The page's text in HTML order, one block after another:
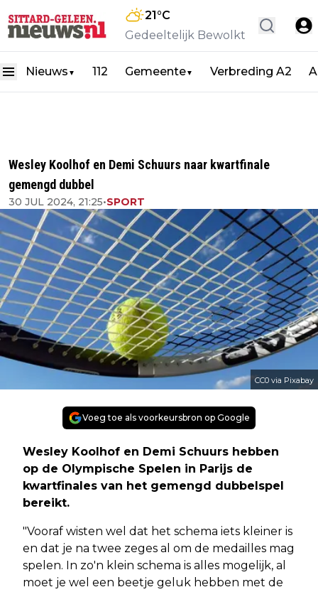
21°C
Gedeeltelijk Bewolkt
Nieuws ▼ 112 Gemeente▼ Verbreding A2
Wesley Koolhof en Demi Schuurs naar kwartfinale
gemengd dubbel
30 JUL 2024, 21:25•SPORT
CC0 via Pixabay
Voeg toe als voorkeursbron op Google
Wesley Koolhof en Demi Schuurs hebben
op de Olympische Spelen in Parijs de
kwartfinales van het gemengd dubbelspel
bereikt.
"Vooraf wisten wel dat het schema iets kleiner is
en dat je na twee zeges al om de medailles mag
spelen. In zo'n klein schema is alles mogelijk, al
moet je wel een beetje geluk hebben met de